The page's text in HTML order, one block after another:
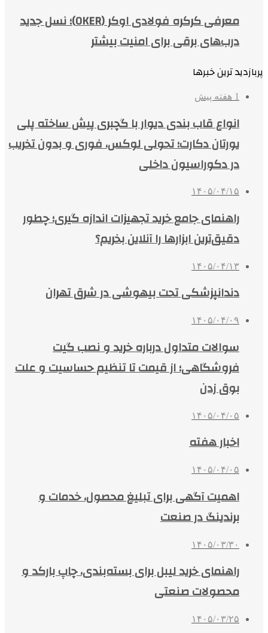
معرفی کرکره فولادی اوکر (OKER)؛ نسل جدید
درب‌های برقی برای امنیت بیشتر
پربازدید ترین خبرها
1 هفته پیش
انواع قاب بندی دیوار با گچبری پیش ساخته پلی
یورتان دکارت؛ تحولی لوکس، فوری و بدون تخریب
در دکوراسیون داخلی
۱۴۰۵/۰۴/۱۵
راهنمای جامع خرید تجهیزات اندازه گیری؛ چطور
دقیق‌ترین ابزارها را آنلاین بخریم؟
۱۴۰۵/۰۴/۱۳
دندانپزشکی تحت بیهوشی در شرق تهران
۱۴۰۵/۰۴/۰۹
سوالات متداول درباره خرید و نصب گیت
فروشگاهی؛ از قیمت تا تنظیم حساسیت و علت
بوق زدن
۱۴۰۵/۰۴/۰۵
اخبار هفته
۱۴۰۵/۰۴/۰۵
اهمیت آگهی برای تبلیغ محصول، خدمات و
برندینگ در صنعت
۱۴۰۵/۰۳/۳۰
راهنمای خرید لیبل برای بسته‌بندی، چاپ بارکد و
محصولات صنعتی
۱۴۰۵/۰۳/۲۵